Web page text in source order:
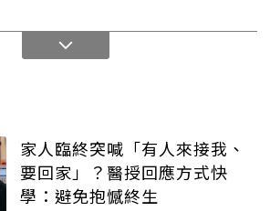
家人臨終突喊「有人來接我、
要回家」？醫授回應方式快
學：避免抱憾終生